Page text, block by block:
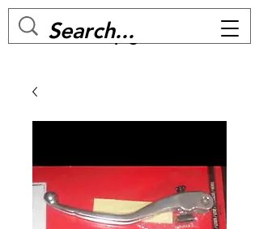
MC BIKE Perpignan